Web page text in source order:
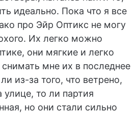
идеально. Пока что я все
про Эйр Оптикс не могу
Их легко можно
они мягкие и легко
мне их в последнее
из-за того, что ветрено,
то ли партия
но они стали сильно